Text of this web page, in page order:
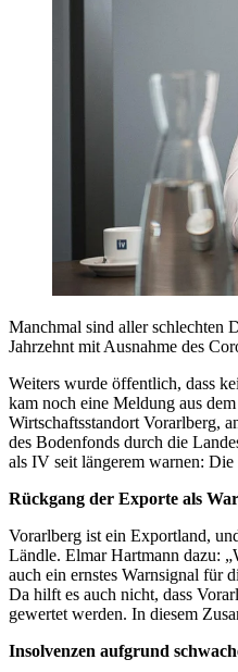
Manchmal sind aller schlechten
Jahrzehnt mit Ausnahme des
Weiters wurde öffentlich, dass
kam noch eine Meldung aus
Wirtschaftsstandort Vorarlberg,
des Bodenfonds durch die
als IV seit längerem warnen:
Rückgang der Exporte als
Vorarlberg ist ein Exportland,
Ländle. Elmar Hartmann dazu:
auch ein ernstes Warnsignal für
Da hilft es auch nicht, dass
gewertet werden. In diesem
Insolvenzen aufgrund